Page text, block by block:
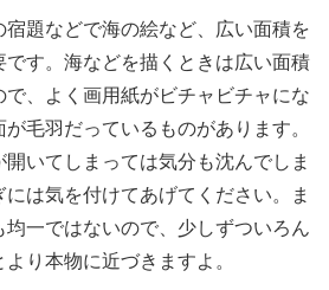
題などで海の絵など、広い面積を
す。海などを描くときは広い面積
で、よく画用紙がビチャビチャにな
毛羽だっているものがあります。
いてしまっては気分も沈んでしま
は気を付けてあげてください。ま
一ではないので、少しずついろん
り本物に近づきますよ。